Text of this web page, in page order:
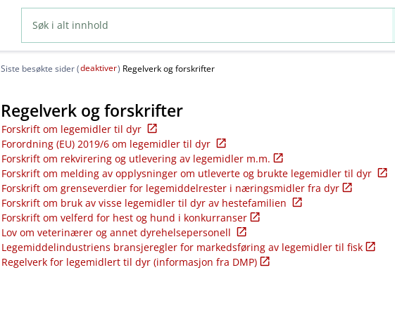
Siste besøkte sider (deaktiver) Regelverk og forskrifter
Regelverk og forskrifter
Forskrift om legemidler til dyr
Forordning (EU) 2019/6 om legemidler til dyr
Forskrift om rekvirering og utlevering av legemidler m.m.
Forskrift om melding av opplysninger om utleverte og brukte legemidler til dyr
Forskrift om grenseverdier for legemiddelrester i næringsmidler fra dyr
Forskrift om bruk av visse legemidler til dyr av hestefamilien
Forskrift om velferd for hest og hund i konkurranser
Lov om veterinærer og annet dyrehelsepersonell
Legemiddelindustriens bransjeregler for markedsføring av legemidler til fisk
Regelverk for legemidlert til dyr (informasjon fra DMP)